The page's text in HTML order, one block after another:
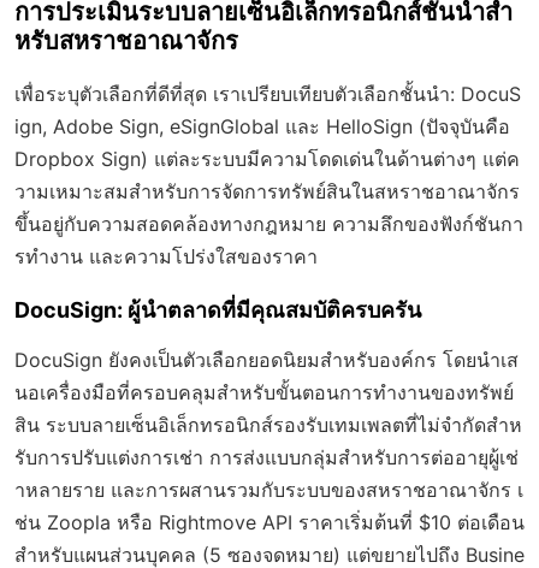
การประเมินระบบลายเซ็นอิเล็กทรอนิกส์ชั้นนำสำ
หรับสหราชอาณาจักร
เพื่อระบุตัวเลือกที่ดีที่สุด เราเปรียบเทียบตัวเลือกชั้นนำ: DocuS
ign, Adobe Sign, eSignGlobal และ HelloSign (ปัจจุบันคือ
Dropbox Sign) แต่ละระบบมีความโดดเด่นในด้านต่างๆ แต่ค
วามเหมาะสมสำหรับการจัดการทรัพย์สินในสหราชอาณาจักร
ขึ้นอยู่กับความสอดคล้องทางกฎหมาย ความลึกของฟังก์ชันกา
รทำงาน และความโปร่งใสของราคา
DocuSign: ผู้นำตลาดที่มีคุณสมบัติครบครัน
DocuSign ยังคงเป็นตัวเลือกยอดนิยมสำหรับองค์กร โดยนำเส
นอเครื่องมือที่ครอบคลุมสำหรับขั้นตอนการทำงานของทรัพย์
สิน ระบบลายเซ็นอิเล็กทรอนิกส์รองรับเทมเพลตที่ไม่จำกัดสำห
รับการปรับแต่งการเช่า การส่งแบบกลุ่มสำหรับการต่ออายุผู้เช่
าหลายราย และการผสานรวมกับระบบของสหราชอาณาจักร เ
ช่น Zoopla หรือ Rightmove API ราคาเริ่มต้นที่ $10 ต่อเดือน
สำหรับแผนส่วนบุคคล (5 ซองจดหมาย) แต่ขยายไปถึง Busine